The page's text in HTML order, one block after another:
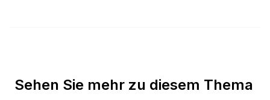
Sehen Sie mehr zu diesem Thema